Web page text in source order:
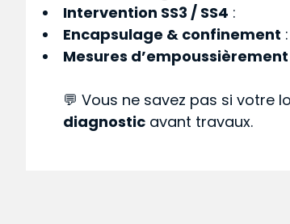
Intervention SS3 / SS4 :
Encapsulage & confinement :
Mesures d’empoussièrement
💬 Vous ne savez pas si votre
diagnostic avant travaux.